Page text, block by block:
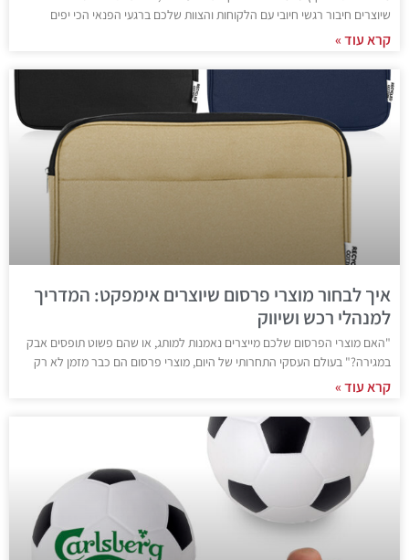
שיוצרים חיבור רגשי חיובי עם הלקוחות והצוות שלכם ברגעי הפנאי הכי יפים
קרא עוד »
איך לבחור מוצרי פרסום שיוצרים אימפקט: המדריך
למנהלי רכש ושיווק
"האם מוצרי הפרסום שלכם מייצרים נאמנות למותג, או שהם פשוט תופסים אבק
במגירה?" בעולם העסקי התחרותי של היום, מוצרי פרסום הם כבר מזמן לא רק
קרא עוד »